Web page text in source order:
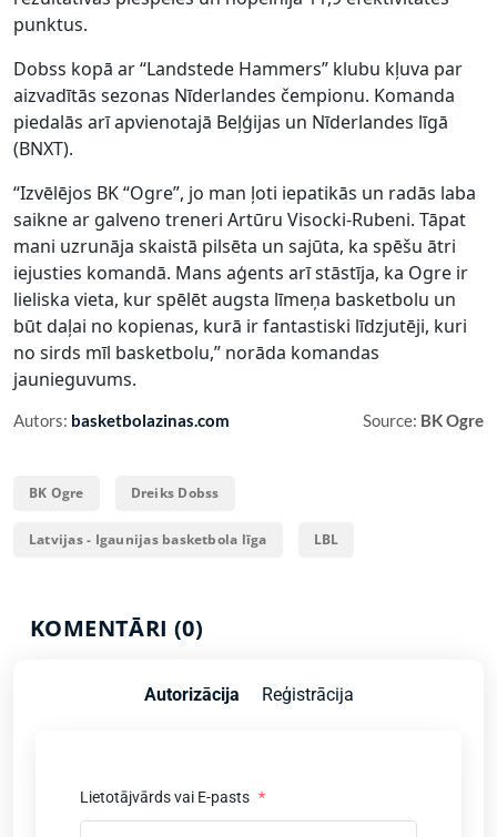
punktus.
Dobss kopā ar “Landstede Hammers” klubu kļuva par
aizvadītās sezonas Nīderlandes čempionu. Komanda
piedalās arī apvienotajā Beļģijas un Nīderlandes līgā
(BNXT).
“Izvēlējos BK “Ogre”, jo man ļoti iepatikās un radās laba
saikne ar galveno treneri Artūru Visocki-Rubeni. Tāpat
mani uzrunāja skaistā pilsēta un sajūta, ka spēšu ātri
iejusties komandā. Mans aģents arī stāstīja, ka Ogre ir
lieliska vieta, kur spēlēt augsta līmeņa basketbolu un
būt daļai no kopienas, kurā ir fantastiski līdzjutēji, kuri
no sirds mīl basketbolu,” norāda komandas
jaunieguvums.
Autors: basketbolazinas.com Source: BK Ogre
BK Ogre Dreiks Dobss
Latvijas - Igaunijas basketbola līga LBL
KOMENTĀRI (0)
Autorizācija Reģistrācija
Lietotājvārds vai E-pasts *